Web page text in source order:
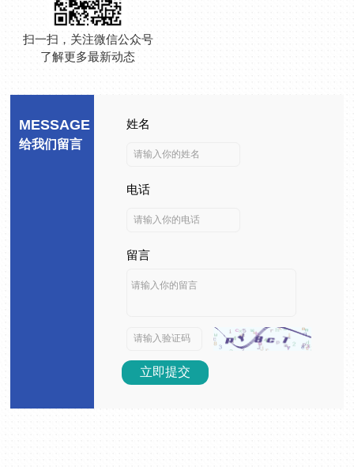
扫一扫，关注微信公众号
了解更多最新动态
MESSAGE
给我们留言
姓名
电话
留言
立即提交